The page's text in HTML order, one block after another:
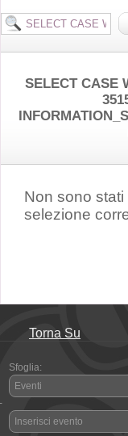
SELECT CASE
Non sono
selezione
Torna Su
Sfoglia:
Eventi
-
Inserisci evento